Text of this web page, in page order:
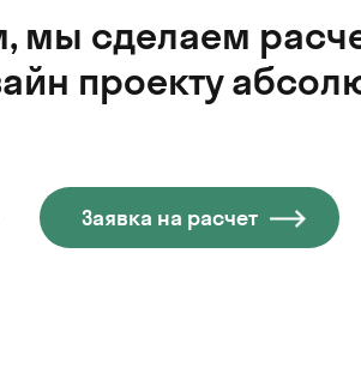
мы сделаем
проекту
Заявка на расчет